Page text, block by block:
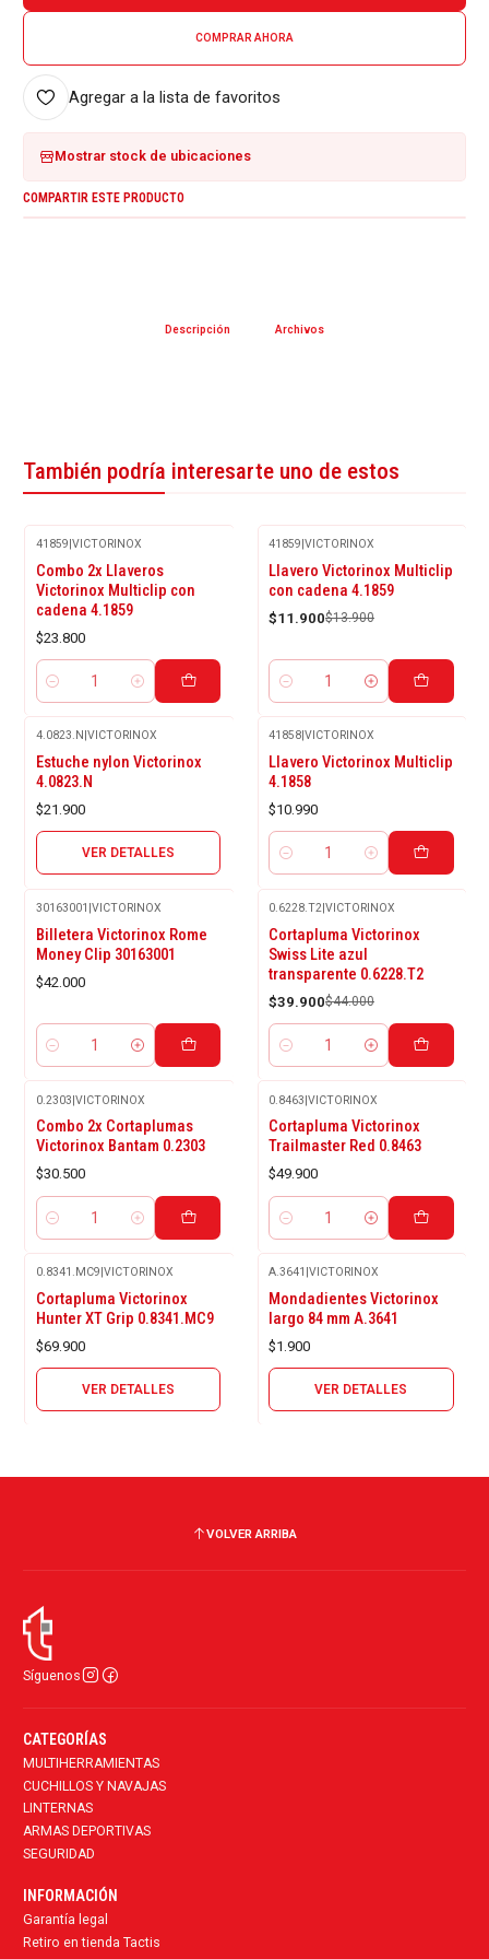
COMPRAR AHORA
Agregar a la lista de favoritos
Mostrar stock de ubicaciones
COMPARTIR ESTE PRODUCTO
Descripción Archivos
También podría interesarte uno de estos
41859|VICTORINOX
Combo 2x Llaveros
Victorinox Multiclip con
cadena 4.1859
$23.800
Cantidad
-14%
OFF
41859|VICTORINOX
Llavero Victorinox Multiclip
con cadena 4.1859
$11.900$13.900
Cantidad
4.0823.N VICTORINOX
Estuche nylon Victorinox
4.0823.N
$21.900
VER DETALLES
41858 VICTORINOX
Llavero Victorinox Multiclip
4.1858
$10.990
Cantidad
30163001 |VICTORINOX
Billetera Victorinox Rome
Money Clip 30163001
$42.000
Cantidad
-9%
OFF
0.6228.T2|VICTORINOX
Cortapluma Victorinox
Swiss Lite azul
transparente 0.6228.T2
$39.900$44.000
Cantidad
0.2303|VICTORINOX
Combo 2x Cortaplumas
Victorinox Bantam 0.2303
$30.500
Cantidad
0.8463|VICTORINOX
Cortapluma Victorinox
Trailmaster Red 0.8463
$49.900
Cantidad
0.8341.MC9 VICTORINOX
Cortapluma Victorinox
Hunter XT Grip 0.8341.MC9
$69.900
VER DETALLES
A.3641 VICTORINOX
Mondadientes Victorinox
largo 84 mm A.3641
$1.900
VER DETALLES
VOLVER ARRIBA
Síguenos
CATEGORÍAS
MULTIHERRAMIENTAS
CUCHILLOS Y NAVAJAS
LINTERNAS
ARMAS DEPORTIVAS
SEGURIDAD
INFORMACIÓN
Garantía legal
Retiro en tienda Tactis